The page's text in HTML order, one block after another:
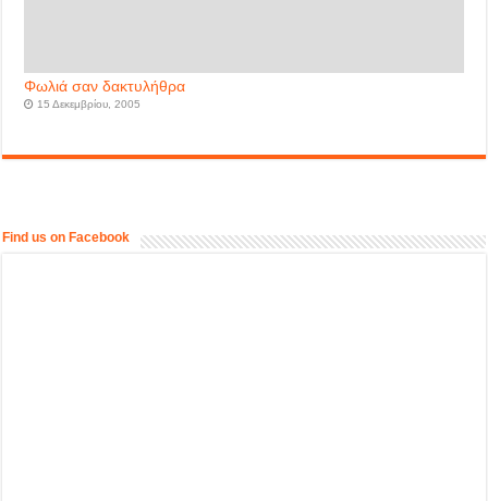
Φωλιά σαν δακτυλήθρα
15 Δεκεμβρίου, 2005
Find us on Facebook